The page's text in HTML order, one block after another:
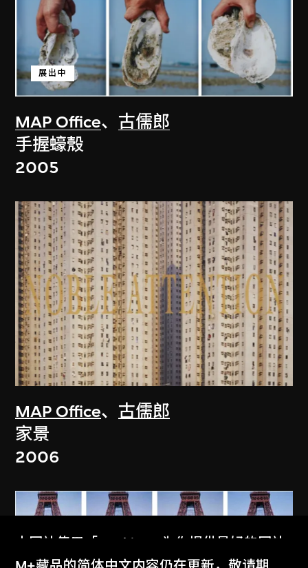
MAP Office、 古儒郎
展出中
手握蠔殼
2005
MAP Office、 古儒郎
家景
2006
本网站使用「Cookies」为你提供最好的网站